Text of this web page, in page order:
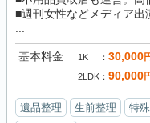
■週刊女性などメディア出
基本料金 1K 30,000
2LDK 90,000
遺品整理 生前整理 特